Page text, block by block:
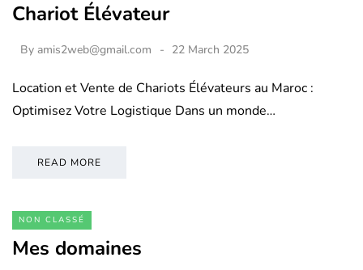
Chariot Élévateur
By amis2web@gmail.com 22 March 2025
Location et Vente de Chariots Élévateurs au Maroc :
Optimisez Votre Logistique Dans un monde…
READ MORE
NON CLASSÉ
Mes domaines